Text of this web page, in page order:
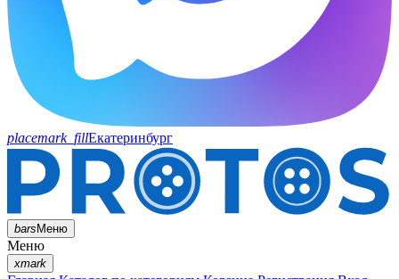
placemark_fillЕкатеринбург
barsМеню
Меню
xmark